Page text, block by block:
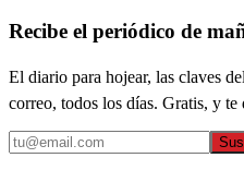
Recibe el periódico de
El diario para hojear, las claves
correo, todos los días. Gratis, y te